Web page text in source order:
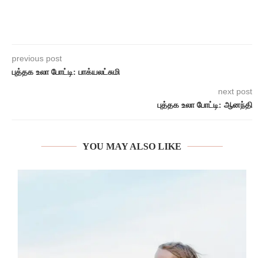
previous post
புத்தக உலா போட்டி: பாக்யலட்சுமி
next post
புத்தக உலா போட்டி: ஆனந்தி
YOU MAY ALSO LIKE